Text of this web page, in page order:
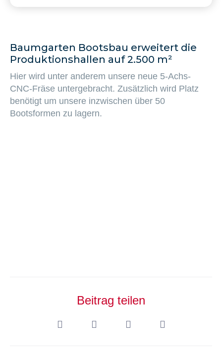
Baumgarten Bootsbau erweitert die
Produktionshallen auf 2.500 m²
Hier wird unter anderem unsere neue 5-Achs-
CNC-Fräse untergebracht. Zusätzlich wird Platz
benötigt um unsere inzwischen über 50
Bootsformen zu lagern.
Beitrag teilen